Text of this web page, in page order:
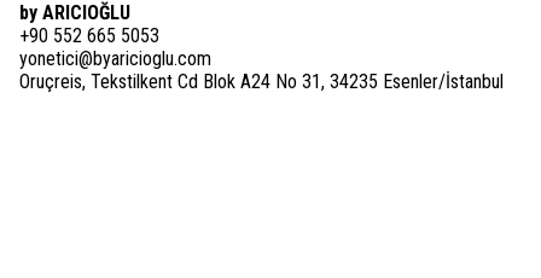
by ARICIOĞLU
+90 552 665 5053
yonetici@byaricioglu.com
Oruçreis, Tekstilkent Cd Blok A24 No 31, 34235 Esenler/İstanbul